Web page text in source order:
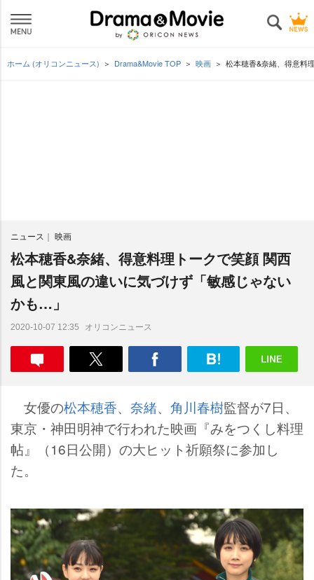
ホーム (オリコンニュース) Drama&Movie TOP 映画 松本穂香&奈緒、得意料
ニュース 映画
松本穂香&奈緒、得意料理トークで笑顔 関西
風と関東風の違いに気づけず「敏感じゃない
かも…」
2020-10-07 12:35 オリコンニュース
女優の松本穂香、 奈緒、 角川春樹監督が7日、
東京・神田明神で行われた映画『みをつくし料理
帖』（16日公開）の大ヒット祈願祭に参加し
た。